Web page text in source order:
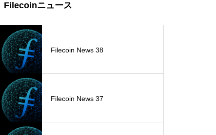
Filecoinニュース
Filecoin News 38
Filecoin News 37